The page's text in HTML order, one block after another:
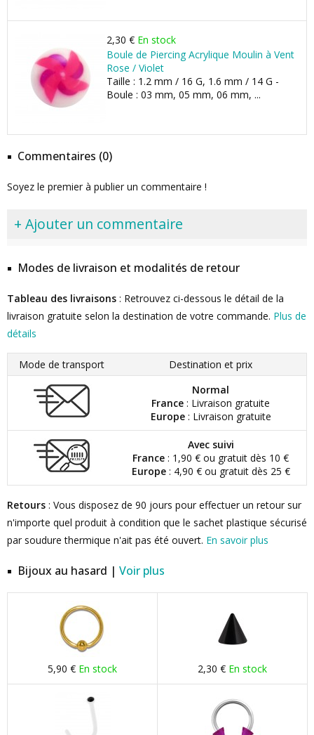
2,30 € En stock
Boule de Piercing Acrylique Moulin à Vent
Rose / Violet
Taille : 1.2 mm / 16 G, 1.6 mm / 14 G -
Boule : 03 mm, 05 mm, 06 mm, ...
Commentaires (0)
Soyez le premier à publier un commentaire !
+ Ajouter un commentaire
Modes de livraison et modalités de retour
Tableau des livraisons : Retrouvez ci-dessous le détail de la
livraison gratuite selon la destination de votre commande. Plus de
détails
Mode de transport
Destination et prix
Normal
France : Livraison gratuite
Europe: Livraison gratuite
Avec suivi
France : 1,90 € ou gratuit dès 10 €
Europe: 4,90 € ou gratuit dès 25 €
Retours : Vous disposez de 90 jours pour effectuer un retour sur
n'importe quel produit à condition que le sachet plastique sécurisé
par soudure thermique n'ait pas été ouvert. En savoir plus
Bijoux au hasard | Voir plus
5,90 € En stock 2,30 € En stock